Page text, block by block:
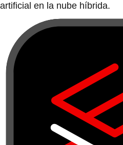
artificial en la nube híbrida.